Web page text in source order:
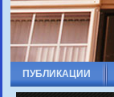
ПУБЛИКАЦИИ